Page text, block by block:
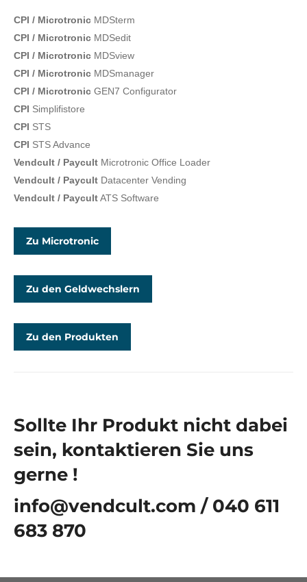
CPI / Microtronic MDSterm
CPI / Microtronic MDSedit
CPI / Microtronic MDSview
CPI / Microtronic MDSmanager
CPI / Microtronic GEN7 Configurator
CPI Simplifistore
CPI STS
CPI STS Advance
Vendcult / Paycult Microtronic Office Loader
Vendcult / Paycult Datacenter Vending
Vendcult / PaycultATS Software
Zu Microtronic
Zu den Geldwechslern
Zu den Produkten
Sollte Ihr Produkt nicht dabei
sein, kontaktieren Sie uns
gerne !
info@vendcult.com / 040 611
683 870